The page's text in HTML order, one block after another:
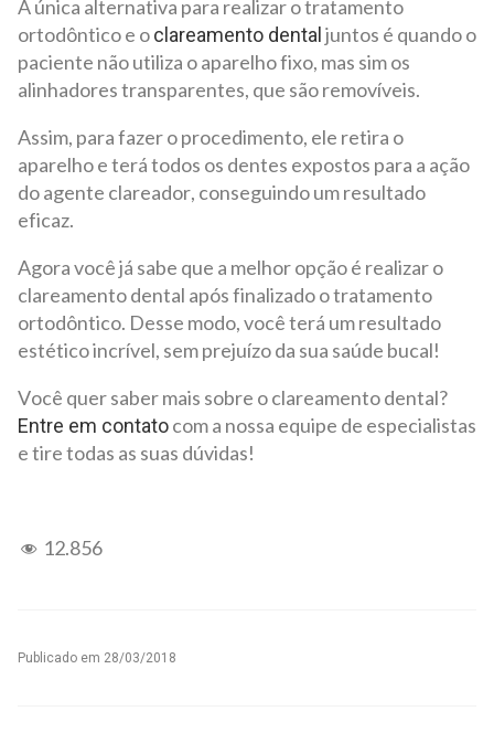
A única alternativa para realizar o tratamento
ortodôntico e oclareamento dental juntos é quando o
paciente não utiliza o aparelho fixo, mas sim os
alinhadores transparentes, que são removíveis.
Assim, para fazer o procedimento, ele retira o
aparelho e terá todos os dentes expostos para a ação
do agente clareador, conseguindo um resultado
eficaz.
Agora você já sabe que a melhor opção é realizar o
clareamento dental após finalizado o tratamento
ortodôntico. Desse modo, você terá um resultado
estético incrível, sem prejuízo da sua saúde bucal!
Você quer saber mais sobre o clareamento dental?
Entre em contatocom a nossa equipe de especialistas
e tire todas as suas dúvidas!
12.856
Publicado em 28/03/2018